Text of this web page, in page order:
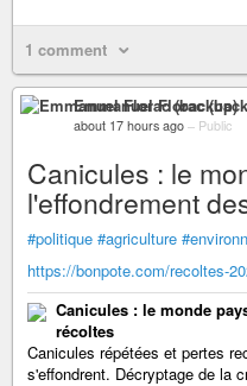
1 comment
Emmanuel Florac
about 17 hours ago – Public
Canicules : le
l'effondrement
#politique #agriculture
https://bonpote.com/recoltes-
Canicules : le monde
récoltes
Canicules répétées et pertes
s'effondrent. Décryptage de la